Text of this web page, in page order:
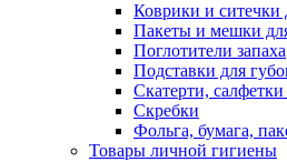
Коврики и ситечки
Пакеты и мешки
Поглотители запаха
Подставки для
Скатерти, салфетки
Скребки
Фольга, бумага,
Товары личной гигиены